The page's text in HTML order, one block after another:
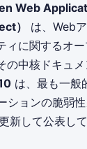
Web
）
は、Web
ィに関するオ
の中核ドキュ
は、最も一般
ションの脆弱
新して公表して